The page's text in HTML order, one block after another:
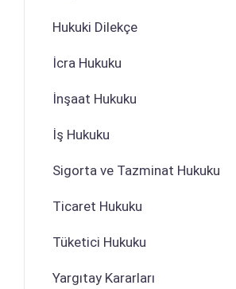
Hukuki Dilekçe
İcra Hukuku
İnşaat Hukuku
İş Hukuku
Sigorta ve Tazminat Hukuku
Ticaret Hukuku
Tüketici Hukuku
Yargıtay Kararları